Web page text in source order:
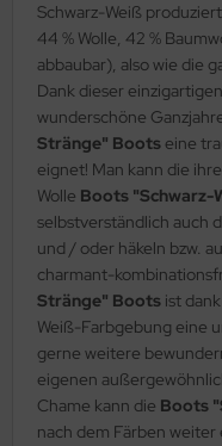
Schwarz-Weiß
44 % Wolle, 42 %
abbaubar), also wie die
Dank dieser
wunderschöne
Stränge" Boots eine
eignet! Man kann die
Wolle Boots "Schwarz-
selbstverständlich auch
und / oder häkeln bzw.
charmant-
Stränge" Boots ist
Weiß-Farbgebung eine
gerne weitere
eigenen
Chame kann die Boots
nach dem Färben